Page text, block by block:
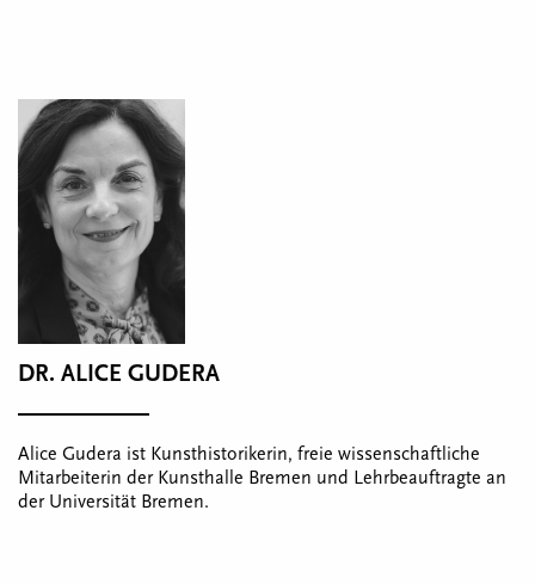
DR. ALICE GUDERA
Alice Gudera ist Kunsthistorikerin, freie wissenschaftliche
Mitarbeiterin der Kunsthalle Bremen und Lehrbeauftragte an
der Universität Bremen.